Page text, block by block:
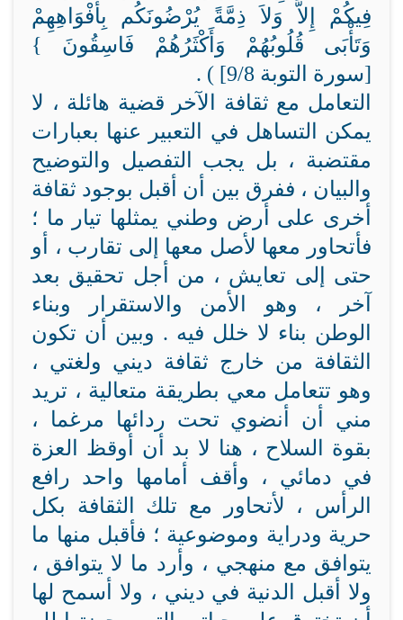
فِيكُمْ إِلاًّ وَلاَ ذِمَّةً يُرْضُونَكُم بِأَفْوَاهِهِمْ
وَتَأْبَى قُلُوبُهُمْ وَأَكْثَرُهُمْ فَاسِقُونَ }
[سورة التوبة 9/8] ) .
التعامل مع ثقافة الآخر قضية هائلة ، لا
يمكن التساهل في التعبير عنها بعبارات
مقتضبة ، بل يجب التفصيل والتوضيح
والبيان ، ففرق بين أن أقبل بوجود ثقافة
أخرى على أرض وطني يمثلها تيار ما ؛
فأتحاور معها لأصل معها إلى تقارب ، أو
حتى إلى تعايش ، من أجل تحقيق بعد
آخر ، وهو الأمن والاستقرار وبناء
الوطن بناء لا خلل فيه . وبين أن تكون
الثقافة من خارج ثقافة ديني ولغتي ،
وهو تتعامل معي بطريقة متعالية ، تريد
مني أن أنضوي تحت ردائها مرغما ،
بقوة السلاح ، هنا لا بد أن أوقظ العزة
في دمائي ، وأقف أمامها واحد رافع
الرأس ، لأتحاور مع تلك الثقافة بكل
حرية ودراية وموضوعية ؛ فأقبل منها ما
يتوافق مع منهجي ، وأرد ما لا يتوافق ،
ولا أقبل الدنية في ديني ، ولا أسمح لها